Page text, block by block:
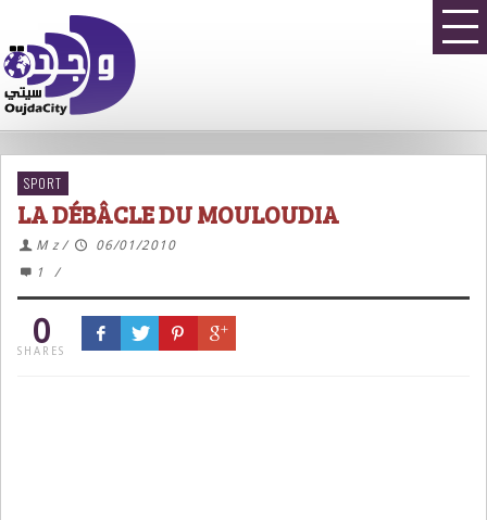
SPORT
LA DÉBÂCLE DU MOULOUDIA
M z /
06/01/2010
1
/
0
SHARES